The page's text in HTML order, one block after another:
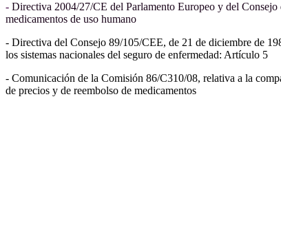
- Directiva 2004/27/CE del Parlamento Europeo y del
medicamentos de uso humano
- Directiva del Consejo 89/105/CEE, de 21 de diciembre de
los sistemas nacionales del seguro de enfermedad: Artículo 5
- Comunicación de la Comisión 86/C310/08, relativa a la
de precios y de reembolso de medicamentos